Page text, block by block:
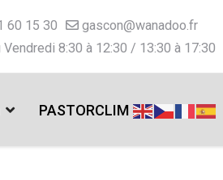
60 15 30
gascon@wanadoo.fr
Vendredi 8:30 à 12:30 / 13:30 à 17:30
PASTORCLIM